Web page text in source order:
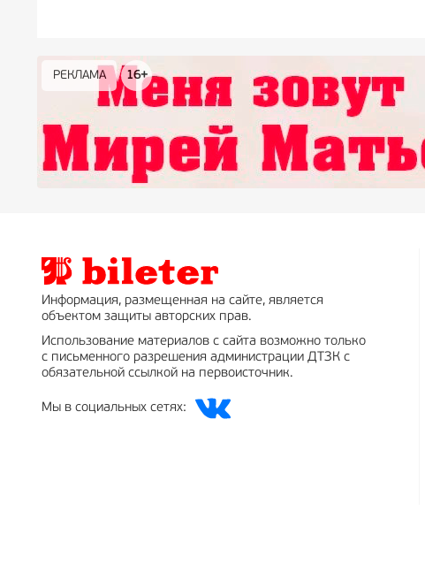
РЕКЛАМА 16+
РЕКЛАМА 16+
РЕКЛАМА 12+
РЕКЛАМА
РЕКЛАМА 0+
РЕКЛАМА 18+
Информация, размещенная на сайте, является
объектом защиты авторских прав.
Использование материалов с сайта возможно только
с письменного разрешения администрации ДТЗК с
обязательной ссылкой на первоисточник.
Мы в социальных сетях: